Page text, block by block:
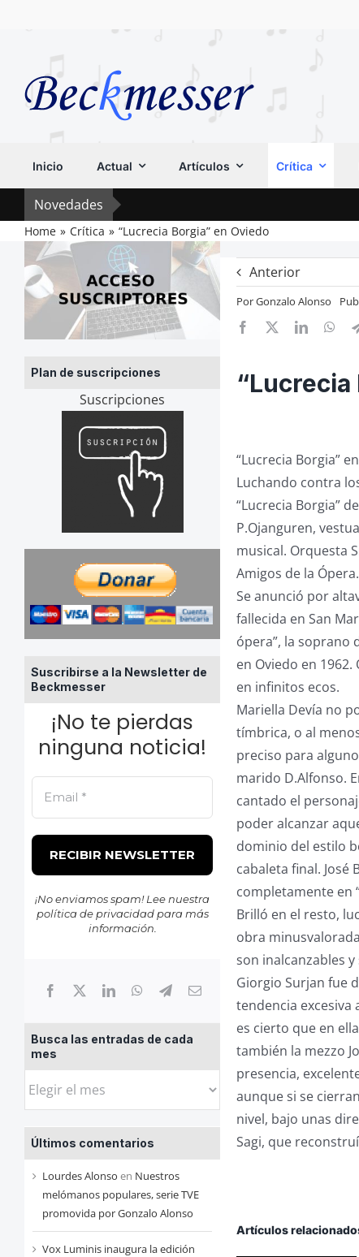
Inicio Actual Artículos Crítica
Novedades
Home Crítica “Lucrecia Borgia” en Oviedo
Plan de suscripciones
Suscripciones
Suscribirse a la Newsletter de
Beckmesser
¡No te pierdas
ninguna noticia!
¡No enviamos spam! Lee nuestra
política de privacidadpara más
información.
Busca las entradas de cada
mes
Busca
entradas
de
cada
mes
Últimos comentarios
Lourdes Alonso en Nuestros
melómanos populares, serie TVE
promovida por Gonzalo Alonso
Vox Luminis inaugura la edición
Anterior
PorGonzalo Alonso
“Lucrecia
“Lucrecia Borgia”
Luchando contra
“Lucrecia Borgia”
P.Ojanguren,
musical. Orquesta
Amigos de la
Se anunció por
fallecida en San
ópera”, la soprano
en Oviedo en
en infinitos ecos.
Mariella Devía no
tímbrica, o al
preciso para
marido D.Alfonso.
cantado el
poder alcanzar
dominio del estilo
cabaleta final.
completamente en
Brilló en el resto,
obra
son inalcanzables
Giorgio Surjan fue
tendencia
es cierto que en
también la mezzo
presencia,
aunque si se
nivel, bajo unas
Sagi, que
Artículos